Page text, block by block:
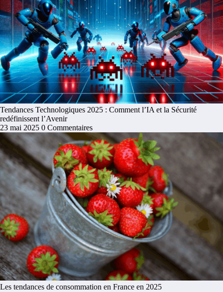
Tendances Technologiques 2025 : Comment l’IA et la Sécurité
redéfinissent l’Avenir
23 mai 2025 0 Commentaires
Les tendances de consommation en France en 2025